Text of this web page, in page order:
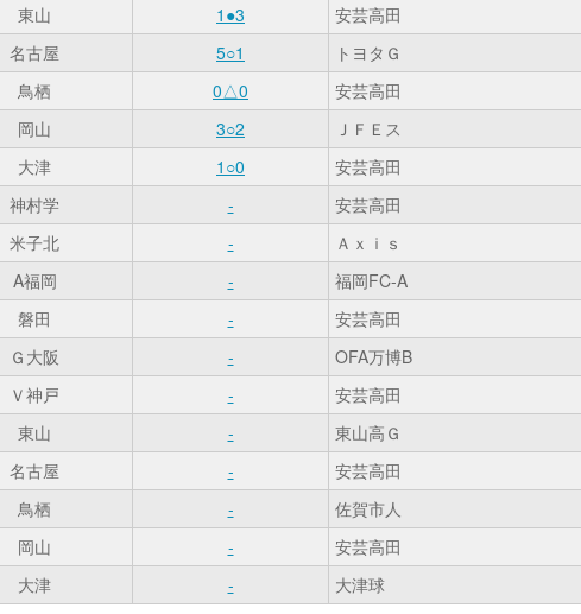
東山 1●3
安芸高田
名古屋 5○1
トヨタＧ
鳥栖 0△0
安芸高田
岡山 3○2
ＪＦＥス
大津 1○0
安芸高田
神村学 -
安芸高田
米子北 -
Ａｘｉｓ
A福岡 -
福岡FC-A
磐田 -
安芸高田
Ｇ大阪 -
OFA万博B
Ｖ神戸 -
安芸高田
東山 -
東山高Ｇ
名古屋 -
安芸高田
鳥栖 -
佐賀市人
岡山 -
安芸高田
大津 - 大津球